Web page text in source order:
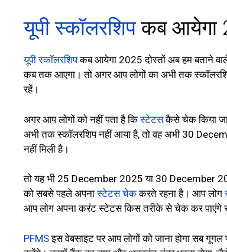
यूपी स्कॉलरशिपकब आयेगा
यूपी स्कॉलरशिपकब आयेगा 2025 दोस्तों अब हम बताने
कब तक आएगा। तो अगर आप लोगों का अभी तक
रहें।
अगर आप लोगों को नहीं पता है किस्टेटसकैसे चेक किया
अभी तक स्कॉलरशिप नहीं आया है, तो वह अभी 30
नहीं मिली है।
तो यह भी 25 December 2025 या 30 December
को सबसे पहले अपनास्टेटस चेककरते रहना है। आप लोग
आप लोग अपना करंट स्टेटस किस तरीके से चेक कर पाएंगे
PFMSइस वेबसाइट पर आप लोगों को जाना होगा सब